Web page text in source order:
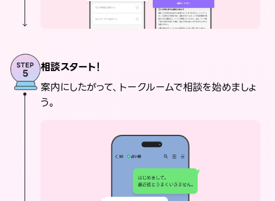
相談スタート！
案内にしたがって、トークルームで相談を始めましょ
う。